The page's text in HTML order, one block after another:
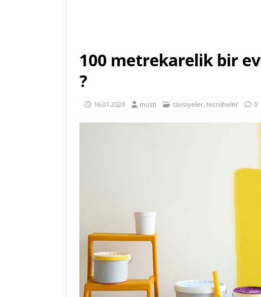
100 metrekarelik bir
?
16.01.2020 musti tavsiyeler,tecrübeler 0